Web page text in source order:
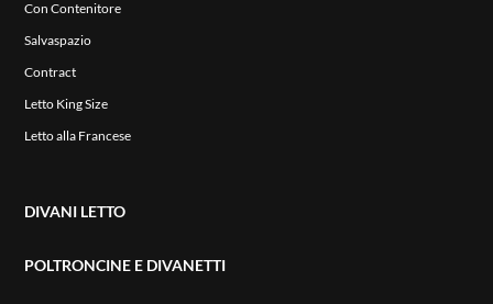
Con Contenitore
Salvaspazio
Contract
Letto King Size
Letto alla Francese
DIVANI LETTO
POLTRONCINE E DIVANETTI